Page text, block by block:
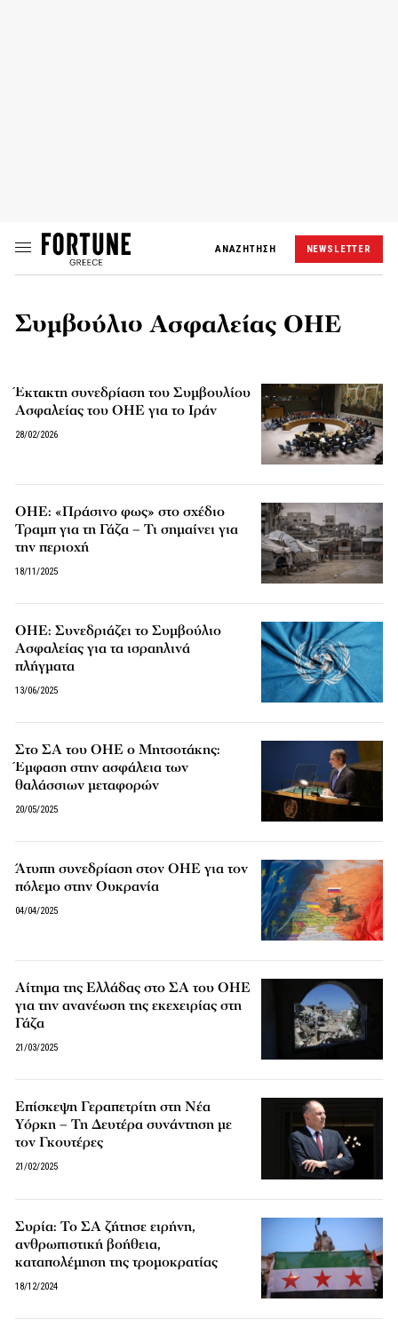
ΑΝΑΖΗΤΗΣΗ NEWSLETTER
Συμβούλιο Ασφαλείας ΟΗΕ
Έκτακτη συνεδρίαση του Συμβουλίου
Ασφαλείας του ΟΗΕ για το Ιράν
28/02/2026
ΟΗΕ: «Πράσινο φως» στο σχέδιο
Τραμπ για τη Γάζα – Τι σημαίνει για
την περιοχή
18/11/2025
ΟΗΕ: Συνεδριάζει το Συμβούλιο
Ασφαλείας για τα ισραηλινά
πλήγματα
13/06/2025
Στο ΣΑ του ΟΗΕ ο Μητσοτάκης:
Έμφαση στην ασφάλεια των
θαλάσσιων μεταφορών
20/05/2025
Άτυπη συνεδρίαση στον ΟΗΕ για τον
πόλεμο στην Ουκρανία
04/04/2025
Αίτημα της Ελλάδας στο ΣΑ του ΟΗΕ
για την ανανέωση της εκεχειρίας στη
Γάζα
21/03/2025
Επίσκεψη Γεραπετρίτη στη Νέα
Υόρκη – Τη Δευτέρα συνάντηση με
τον Γκουτέρες
21/02/2025
Συρία: Το ΣΑ ζήτησε ειρήνη,
ανθρωπιστική βοήθεια,
καταπολέμηση της τρομοκρατίας
18/12/2024